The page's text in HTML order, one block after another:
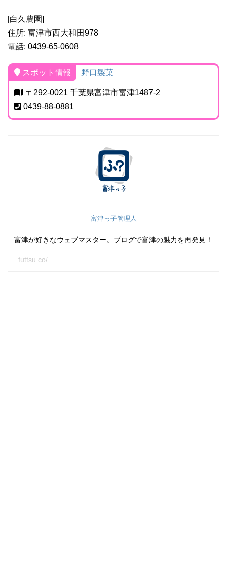
[白久農園]
住所: 富津市西大和田978
電話: 0439-65-0608
スポット情報 野口製菓
〒292-0021 千葉県富津市富津1487-2
0439-88-0881
富津っ子管理人
富津が好きなウェブマスター。ブログで富津の魅力を再発見！
futtsu.co/